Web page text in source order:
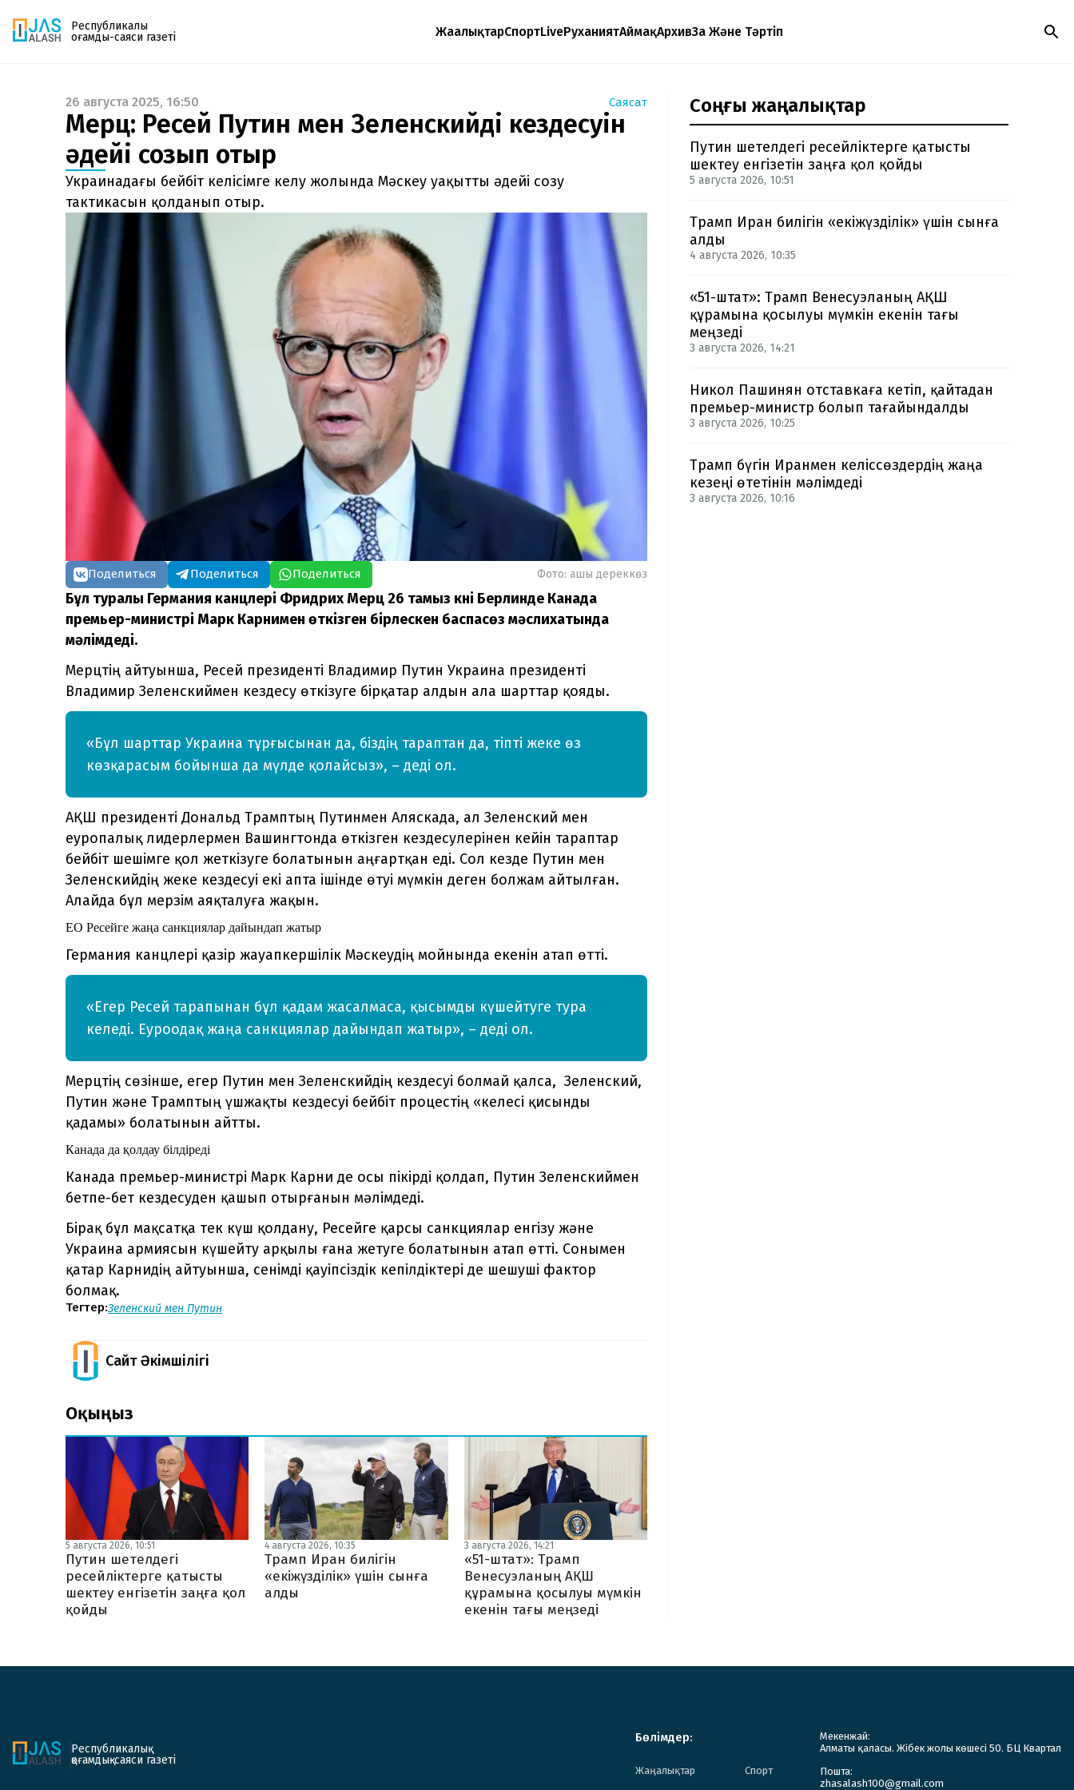
Республикалық
қоғамдық-саяси газеті
ЖаңалықтарСпортLiveРуханиятАймақАрхивЗаң Және Тәртіп
Газетке жазылу
PDF форматтағы газетті ай сайын электронды
поштаңызға алып отырыңыз. Жаңа нөмір
шыққан сәтте сізге бірден жіберіледі. Тек email
енгізіңіз, біз қалғанын өзіміз жібереміз.
26 августа 2025, 16:50 Саясат
Мерц: Ресей Путин мен Зеленскийдің кездесуін
әдейі созып отыр
Украинадағы бейбіт келісімге келу жолында Мәскеу уақытты әдейі созу
тактикасын қолданып отыр.
Поделиться Поделиться Поделиться Фото: ашық дереккөз
Бұл туралы Германия канцлері Фридрих Мерц 26 тамыз күні Берлинде Канада
премьер-министрі Марк Карнимен өткізген бірлескен баспасөз мәслихатында
мәлімдеді.
Мерцтің айтуынша, Ресей президенті Владимир Путин Украина президенті
Владимир Зеленскиймен кездесу өткізуге бірқатар алдын ала шарттар қояды.
«Бұл шарттар Украина тұрғысынан да, біздің тараптан да, тіпті жеке өз
көзқарасым бойынша да мүлде қолайсыз», – деді ол.
АҚШ президенті Дональд Трамптың Путинмен Аляскада, ал Зеленский мен
еуропалық лидерлермен Вашингтонда өткізген кездесулерінен кейін тараптар
бейбіт шешімге қол жеткізуге болатынын аңғартқан еді. Сол кезде Путин мен
Зеленскийдің жеке кездесуі екі апта ішінде өтуі мүмкін деген болжам айтылған.
Алайда бұл мерзім аяқталуға жақын.
ЕО Ресейге жаңа санкциялар дайындап жатыр
Германия канцлері қазір жауапкершілік Мәскеудің мойнында екенін атап өтті.
«Егер Ресей тарапынан бұл қадам жасалмаса, қысымды күшейтуге тура
келеді. Еуроодақ жаңа санкциялар дайындап жатыр», – деді ол.
Мерцтің сөзінше, егер Путин мен Зеленскийдің кездесуі болмай қалса, Зеленский,
Путин және Трамптың үшжақты кездесуі бейбіт процестің «келесі қисынды
қадамы» болатынын айтты.
Канада да қолдау білдіреді
Канада премьер-министрі Марк Карни де осы пікірді қолдап, Путин Зеленскиймен
бетпе-бет кездесуден қашып отырғанын мәлімдеді.
Бірақ бұл мақсатқа тек күш қолдану, Ресейге қарсы санкциялар енгізу және
Украина армиясын күшейту арқылы ғана жетуге болатынын атап өтті. Сонымен
қатар Карнидің айтуынша, сенімді қауіпсіздік кепілдіктері де шешуші фактор
болмақ.
Тегтер:Зеленский мен Путин
Сайт Әкімшілігі
Оқыңыз
5 августа 2026, 10:51
Путин шетелдегі
ресейліктерге қатысты
шектеу енгізетін заңға қол
қойды
4 августа 2026, 10:35
Трамп Иран билігін
«екіжүзділік» үшін сынға
алды
3 августа 2026, 14:21
«51-штат»: Трамп
Венесуэланың АҚШ
құрамына қосылуы мүмкін
екенін тағы меңзеді
Соңғы жаңалықтар
Путин шетелдегі ресейліктерге қатысты
шектеу енгізетін заңға қол қойды
5 августа 2026, 10:51
Трамп Иран билігін «екіжүзділік» үшін сынға
алды
4 августа 2026, 10:35
«51-штат»: Трамп Венесуэланың АҚШ
құрамына қосылуы мүмкін екенін тағы
меңзеді
3 августа 2026, 14:21
Никол Пашинян отставкаға кетіп, қайтадан
премьер-министр болып тағайындалды
3 августа 2026, 10:25
Трамп бүгін Иранмен келіссөздердің жаңа
кезеңі өтетінін мәлімдеді
3 августа 2026, 10:16
Республикалық
қоғамдық-саяси газеті
Бөлімдер:
Жаңалықтар Спорт
Мекенжай:
Алматы қаласы. Жібек жолы көшесі 50. БЦ Квартал
Пошта:
zhasalash100@gmail.com